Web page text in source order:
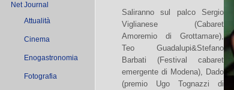
Net Journal
Attualità
Cinema
Enogastronomia
Fotografia
Saliranno sul palco Sergio
Viglianese (Cabaret
Amoremio di Grottamare),
Teo Guadalupi&Stefano
Barbati (Festival cabaret
emergente di Modena), Dado
(premio Ugo Tognazzi di